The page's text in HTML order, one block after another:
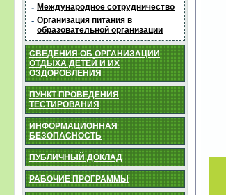
- Международное сотрудничество
- Организация питания в
образовательной организации
СВЕДЕНИЯ ОБ ОРГАНИЗАЦИИ
ОТДЫХА ДЕТЕЙ И ИХ
ОЗДОРОВЛЕНИЯ
ПУНКТ ПРОВЕДЕНИЯ
ТЕСТИРОВАНИЯ
ИНФОРМАЦИОННАЯ
БЕЗОПАСНОСТЬ
ПУБЛИЧНЫЙ ДОКЛАД
РАБОЧИЕ ПРОГРАММЫ